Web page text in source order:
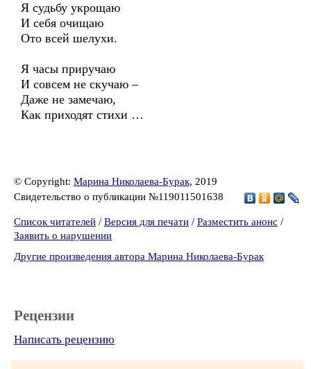
Я судьбу укрощаю
И себя очищаю
Ото всей шелухи.
Я часы приручаю
И совсем не скучаю –
Даже не замечаю,
Как приходят стихи …
© Copyright: Марина Николаева-Бурак, 2019
Свидетельство о публикации №119011501638
Список читателей / Версия для печати / Разместить анонс /
Заявить о нарушении
Другие произведения автора Марина Николаева-Бурак
Рецензии
Написать рецензию